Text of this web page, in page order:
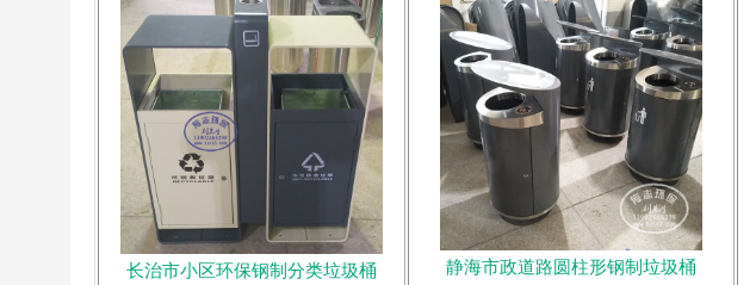
长治市小区环保钢制分类垃圾桶 静海市政道路圆柱形钢制垃圾桶